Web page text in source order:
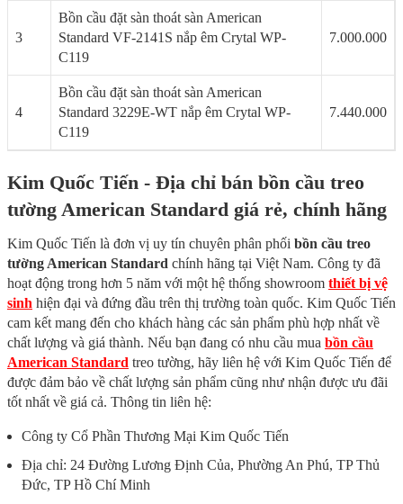
3
Bồn cầu đặt sàn thoát sàn American
Standard VF-2141S nắp êm Crytal WP-
C119
7.000.000
4
Bồn cầu đặt sàn thoát sàn American
Standard 3229E-WT nắp êm Crytal WP-
C119
7.440.000
Kim Quốc Tiến - Địa chỉ bán bồn cầu treo
tường American Standard giá rẻ, chính hãng
Kim Quốc Tiến là đơn vị uy tín chuyên phân phối bồn cầu treo
tường American Standard chính hãng tại Việt Nam. Công ty đã
hoạt động trong hơn 5 năm với một hệ thống showroom thiết bị vệ
sinh hiện đại và đứng đầu trên thị trường toàn quốc. Kim Quốc Tiến
cam kết mang đến cho khách hàng các sản phẩm phù hợp nhất về
chất lượng và giá thành. Nếu bạn đang có nhu cầu mua bồn cầu
American Standard treo tường, hãy liên hệ với Kim Quốc Tiến để
được đảm bảo về chất lượng sản phẩm cũng như nhận được ưu đãi
tốt nhất về giá cả. Thông tin liên hệ:
Công ty Cổ Phần Thương Mại Kim Quốc Tiến
Địa chỉ: 24 Đường Lương Định Của, Phường An Phú, TP Thủ
Đức, TP Hồ Chí Minh